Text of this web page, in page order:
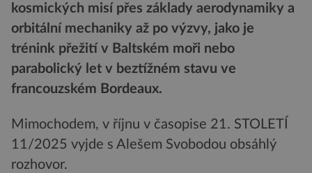
kosmických misí přes základy aerodynamiky a
orbitální mechaniky až po výzvy, jako je
trénink přežití v Baltském moři nebo
parabolický let v beztížném stavu ve
francouzském Bordeaux.
Mimochodem, v říjnu v časopise 21. STOLETÍ
11/2025 vyjde s Alešem Svobodou obsáhlý
rozhovor.